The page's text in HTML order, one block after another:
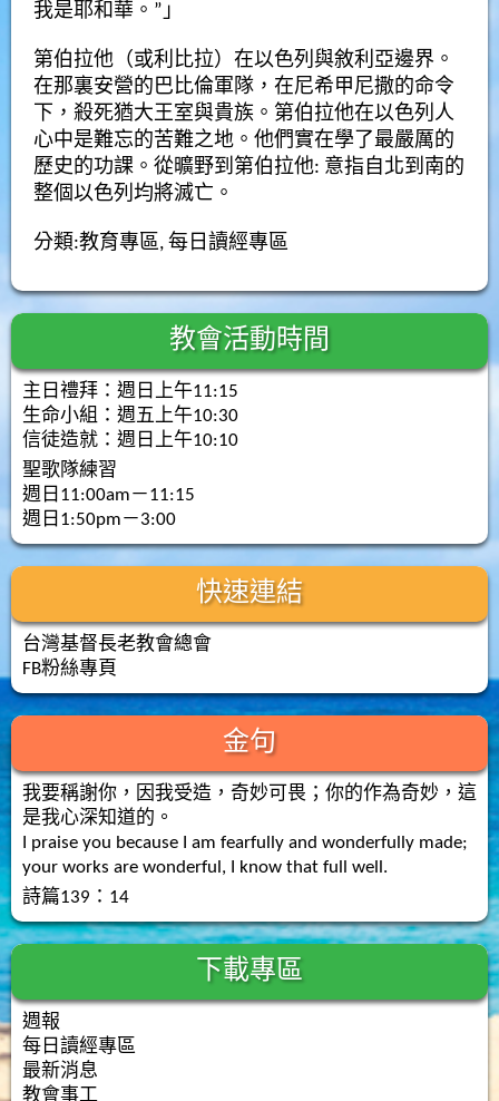
我是耶和華。”」
第伯拉他（或利比拉）在以色列與敘利亞邊界。
在那裏安營的巴比倫軍隊，在尼希甲尼撒的命令
下，殺死猶大王室與貴族。 第伯拉他在以色列人
心中是難忘的苦難之地。 他們實在學了最嚴厲的
歷史的功課。從曠野到第伯拉他: 意指自北到南的
整個以色列均將滅亡。
分類:教育專區, 每日讀經專區
教會活動時間
主日禮拜：週日上午11:15
生命小組：週五上午10:30
信徒造就：週日上午10:10
聖歌隊練習
週日11:00am－11:15
週日1:50pm－3:00
快速連結
台灣基督長老教會總會
FB粉絲專頁
金句
我要稱謝你，因我受造，奇妙可畏；你的作為奇妙，這
是我心深知道的。
I praise you because I am fearfully and wonderfully made;
your works are wonderful, I know that full well.
詩篇139：14
下載專區
週報
每日讀經專區
最新消息
教會事工